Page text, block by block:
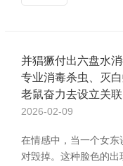
并猖獗付出六盘水
专业消毒杀虫、灭
老鼠奋力去设立关联
2026-02-09
在情感中，当一个女东
对毁掉。这种脸色的